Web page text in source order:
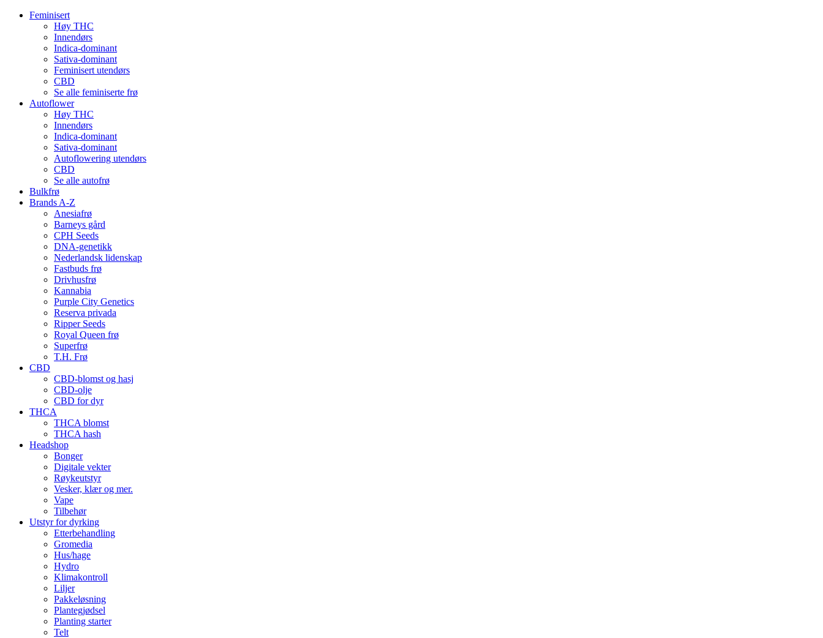
Feminisert
Høy THC
Innendørs
Indica-dominant
Sativa-dominant
Feminisert utendørs
CBD
Se alle feminiserte frø
Autoflower
Høy THC
Innendørs
Indica-dominant
Sativa-dominant
Autoflowering utendørs
CBD
Se alle autofrø
Bulkfrø
Brands A-Z
Anesiafrø
Barneys gård
CPH Seeds
DNA-genetikk
Nederlandsk lidenskap
Fastbuds frø
Drivhusfrø
Kannabia
Purple City Genetics
Reserva privada
Ripper Seeds
Royal Queen frø
Superfrø
T.H. Frø
CBD
CBD-blomst og hasj
CBD-olje
CBD for dyr
THCA
THCA blomst
THCA hash
Headshop
Bonger
Digitale vekter
Røykeutstyr
Vesker, klær og mer.
Vape
Tilbehør
Utstyr for dyrking
Etterbehandling
Gromedia
Hus/hage
Hydro
Klimakontroll
Liljer
Pakkeløsning
Plantegjødsel
Planting starter
Telt